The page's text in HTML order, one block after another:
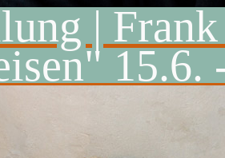
|
15.6.